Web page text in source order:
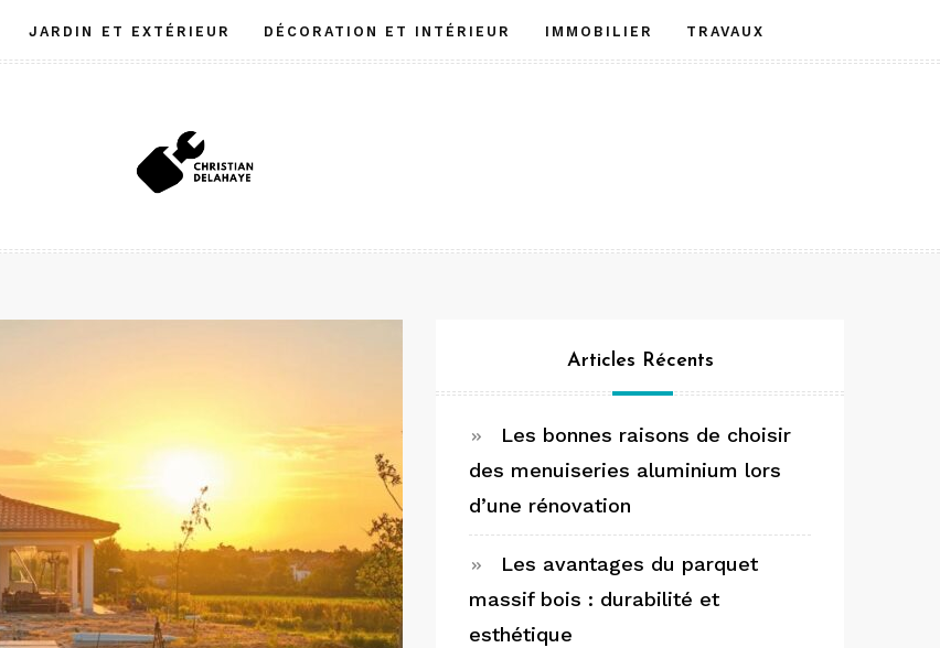
JARDIN ET EXTÉRIEUR DÉCORATION ET INTÉRIEUR IMMOBILIER TRAVAUX
Articles Récents
Les bonnes raisons de choisir
des menuiseries aluminium lors
d’une rénovation
Les avantages du parquet
massif bois : durabilité et
esthétique